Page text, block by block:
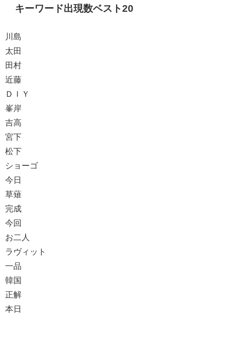
キーワード出現数ベスト20
川島
太田
田村
近藤
ＤＩＹ
峯岸
吉高
宮下
松下
ショーゴ
今日
草薙
完成
今回
お二人
ラヴィット
一品
韓国
正解
本日